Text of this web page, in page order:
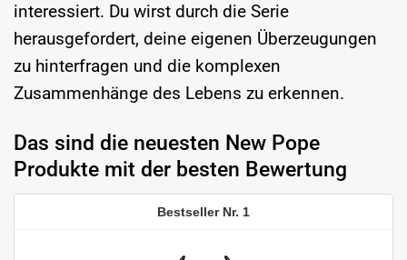
interessiert. Du wirst durch die Serie
herausgefordert, deine eigenen Überzeugungen
zu hinterfragen und die komplexen
Zusammenhänge des Lebens zu erkennen.
Das sind die neuesten New Pope
Produkte mit der besten Bewertung
1